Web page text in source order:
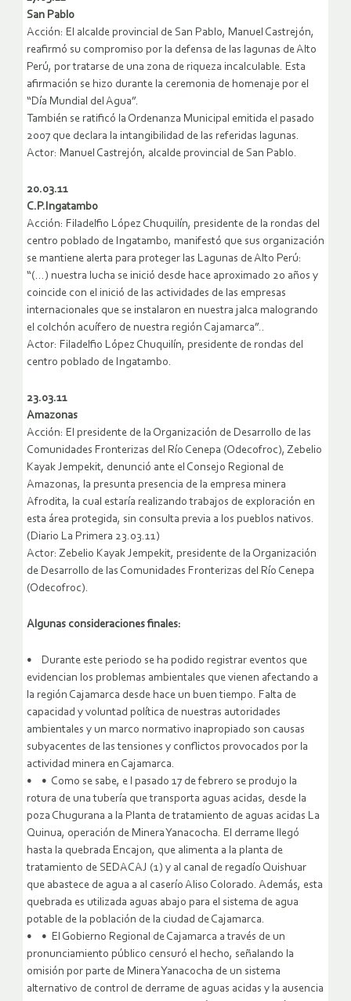
San Pablo
Acción: El alcalde provincial de San Pablo, Manuel Castrejón,
reafirmó su compromiso por la defensa de las lagunas de Alto
Perú, por tratarse de una zona de riqueza incalculable. Esta
afirmación se hizo durante la ceremonia de homenaje por el
“Día Mundial del Agua”.
También se ratificó la Ordenanza Municipal emitida el pasado
2007 que declara la intangibilidad de las referidas lagunas.
Actor: Manuel Castrejón, alcalde provincial de San Pablo.
20.03.11
C.P.Ingatambo
Acción: Filadelfio López Chuquilín, presidente de la rondas del
centro poblado de Ingatambo, manifestó que sus organización
se mantiene alerta para proteger las Lagunas de Alto Perú:
“(…) nuestra lucha se inició desde hace aproximado 20 años y
coincide con el inició de las actividades de las empresas
internacionales que se instalaron en nuestra jalca malogrando
el colchón acuífero de nuestra región Cajamarca”..
Actor: Filadelfio López Chuquilín, presidente de rondas del
centro poblado de Ingatambo.
23.03.11
Amazonas
Acción: El presidente de la Organización de Desarrollo de las
Comunidades Fronterizas del Río Cenepa (Odecofroc), Zebelio
Kayak Jempekit, denunció ante el Consejo Regional de
Amazonas, la presunta presencia de la empresa minera
Afrodita, la cual estaría realizando trabajos de exploración en
esta área protegida, sin consulta previa a los pueblos nativos.
(Diario La Primera 23.03.11)
Actor: Zebelio Kayak Jempekit, presidente de la Organización
de Desarrollo de las Comunidades Fronterizas del Río Cenepa
(Odecofroc).
Algunas consideraciones finales:
• Durante este periodo se ha podido registrar eventos que
evidencian los problemas ambientales que vienen afectando a
la región Cajamarca desde hace un buen tiempo. Falta de
capacidad y voluntad política de nuestras autoridades
ambientales y un marco normativo inapropiado son causas
subyacentes de las tensiones y conflictos provocados por la
actividad minera en Cajamarca.
• • Como se sabe, e l pasado 17 de febrero se produjo la
rotura de una tubería que transporta aguas acidas, desde la
poza Chugurana a la Planta de tratamiento de aguas acidas La
Quinua, operación de Minera Yanacocha. El derrame llegó
hasta la quebrada Encajon, que alimenta a la planta de
tratamiento de SEDACAJ (1) y al canal de regadío Quishuar
que abastece de agua a al caserío Aliso Colorado. Además, esta
quebrada es utilizada aguas abajo para el sistema de agua
potable de la población de la ciudad de Cajamarca.
• • El Gobierno Regional de Cajamarca a través de un
pronunciamiento público censuró el hecho, señalando la
omisión por parte de Minera Yanacocha de un sistema
alternativo de control de derrame de aguas acidas y la ausencia